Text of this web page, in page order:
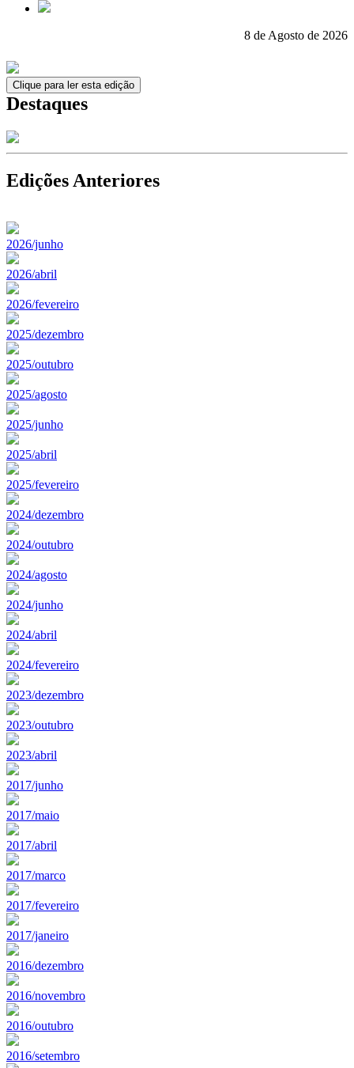
8 de Agosto de 2026
Clique para ler esta edição
Destaques
Edições Anteriores
2026/junho
2026/abril
2026/fevereiro
2025/dezembro
2025/outubro
2025/agosto
2025/junho
2025/abril
2025/fevereiro
2024/dezembro
2024/outubro
2024/agosto
2024/junho
2024/abril
2024/fevereiro
2023/dezembro
2023/outubro
2023/abril
2017/junho
2017/maio
2017/abril
2017/marco
2017/fevereiro
2017/janeiro
2016/dezembro
2016/novembro
2016/outubro
2016/setembro